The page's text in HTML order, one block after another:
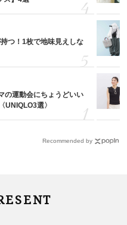
つ！1枚で地味見えしな
の運動会にちょうどいい
UNIQLO3選〉
Recommended by